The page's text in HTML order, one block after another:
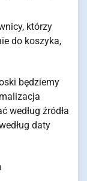
którzy
do koszyka,
będziemy
według źródła
daty